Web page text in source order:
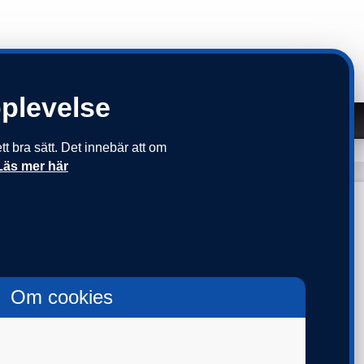
bra sätt. Det innebär att om
mer här
Om cookies
Om oss Kontakt
KAP-KL PPA 07 PPA 13 SKANDIAPLAN 2